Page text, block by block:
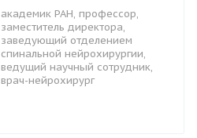
академик РАН, профессор,
заместитель директора,
заведующий отделением
спинальной нейрохирургии,
ведущий научный сотрудник,
врач-нейрохирург